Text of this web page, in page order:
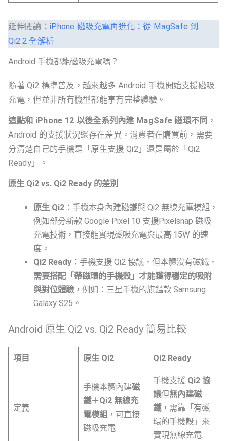
延伸閱讀： iPhone 磁吸充電再進化：從 MagSafe 到
Qi2.2 全解析
Android 手機都能磁吸充電嗎？
隨著 Qi2 標準普及，越來越多 Android 手機開始支援磁吸
充電，但並非所有機型都能享有完整體驗。
這點和 iPhone 12 以後全系列內建 MagSafe 磁環不同 ，
Android 的支援狀況還存在差異。消費者在購買前，需要
分清楚自己的手機是「原生支援 Qi2」還是屬於「Qi2
Ready」。
原生 Qi2 vs. Qi2 Ready 的差別
原生 Qi2：手機本身內建磁鐵與 Qi2 無線充電模組，
例如部分新款 Google Pixel 10 支援Pixelsnap 磁吸
充電技術，直接能實現磁吸充電與最高 15W 的速
度。
Qi2 Ready：手機支援 Qi2 協議，但本體沒有磁鐵，
需要搭配「帶磁環的手機殼」才能獲得穩定的吸附
與對位體驗， 例如：三星手機的旗鑑款 Samsung
Galaxy S25。
Android 原生 Qi2 vs. Qi2 Ready 簡易比較
項目 原生 Qi2 Qi2 Ready
定義
手機本體內建磁
鐵＋Qi2 無線充
電模組，可直接
磁吸充電
手機支援 Qi2 協
議但無內建磁
鐵，需靠「有磁
環的手機殼」來
實現無線充電